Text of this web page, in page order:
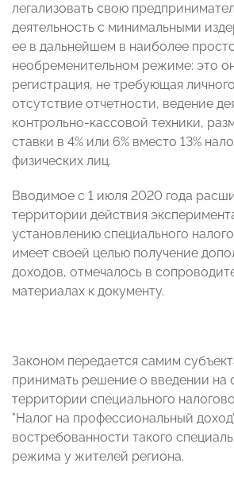
легализовать свою
деятельность с минимальными
ее в дальнейшем в наиболее
необременительном режиме: это
регистрация, не требующая
отсутствие отчетности, ведение
контрольно-кассовой техники,
ставки в 4% или 6% вместо 13%
физических лиц.
Вводимое с 1 июля 2020 года
территории действия
установлению специального
имеет своей целью получение
доходов, отмечалось в
материалах к документу.
Законом передается самим
принимать решение о введении на
территории специального
"Налог на профессиональный
востребованности такого
режима у жителей региона.